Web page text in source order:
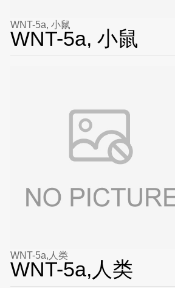
WNT-5a, 小鼠
WNT-5a, 小鼠
WNT-5a,人类
WNT-5a,人类